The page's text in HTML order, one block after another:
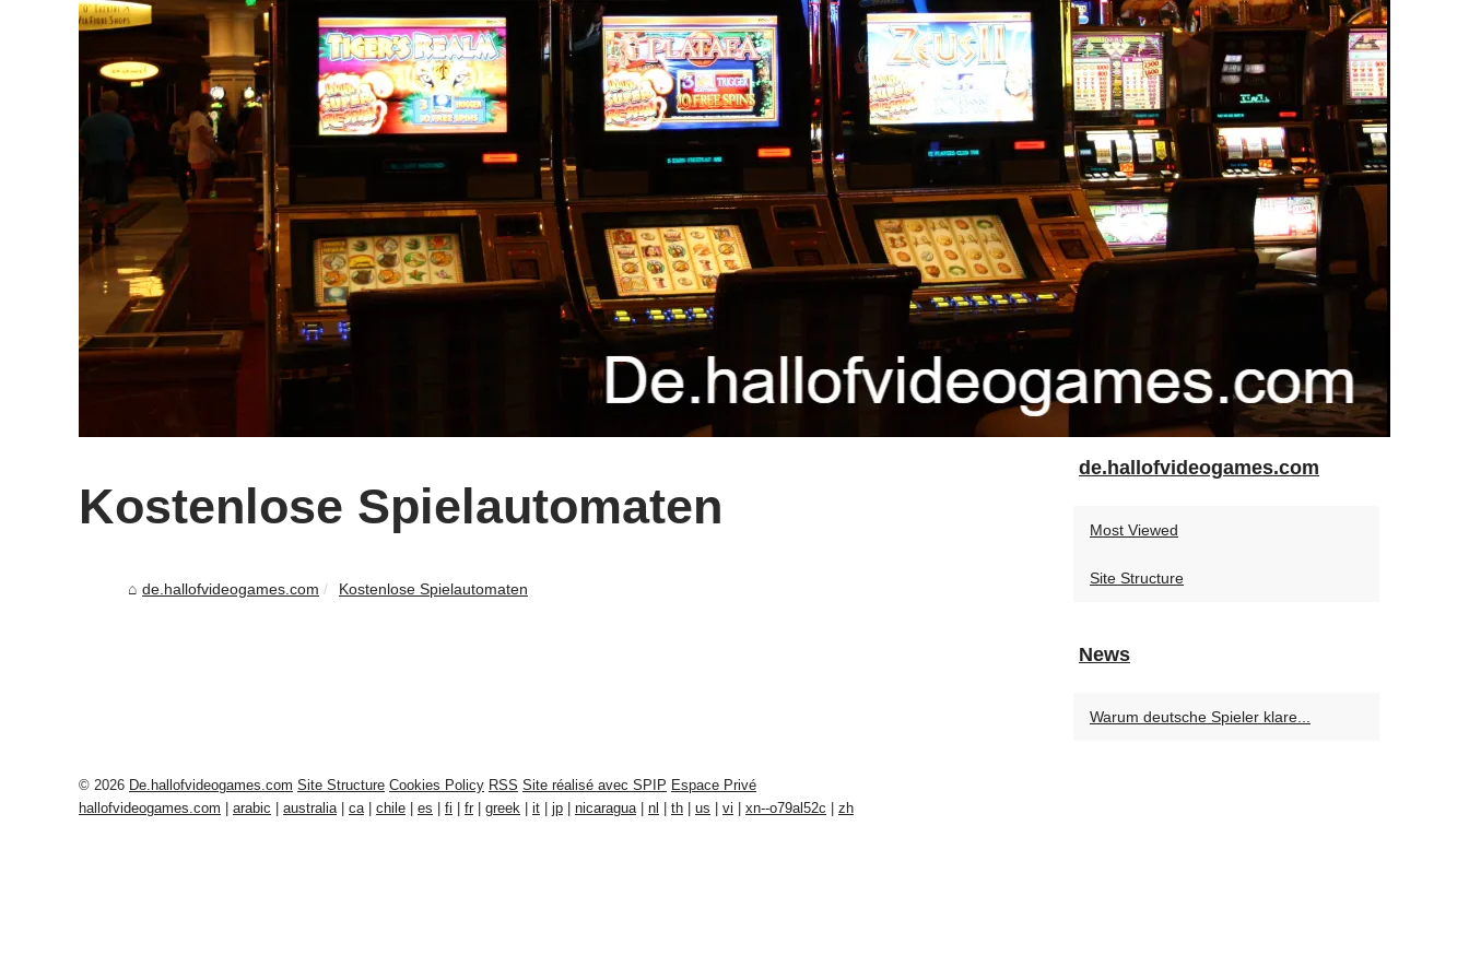
Kostenlose Spielautomaten
de.hallofvideogames.com Kostenlose Spielautomaten
de.hallofvideogames.com
Most Viewed
Site Structure
News
Warum deutsche Spieler klare...
© 2026 De.hallofvideogames.com Site Structure Cookies Policy RSS Site réalisé avec SPIP Espace Privé
hallofvideogames.com
arabic australia| ca| chile es fi fr greek it jp nicaragua| nl th us vi xn--o79al52c zh